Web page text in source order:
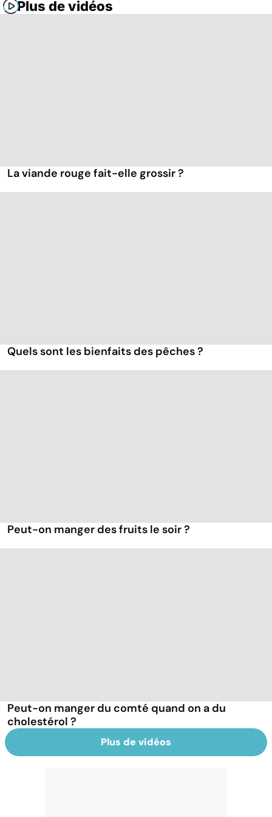
Plus de vidéos
La viande rouge fait-elle grossir ?
Quels sont les bienfaits des pêches ?
Peut-on manger des fruits le soir ?
Peut-on manger du comté quand on a du
cholestérol ?
Plus de vidéos